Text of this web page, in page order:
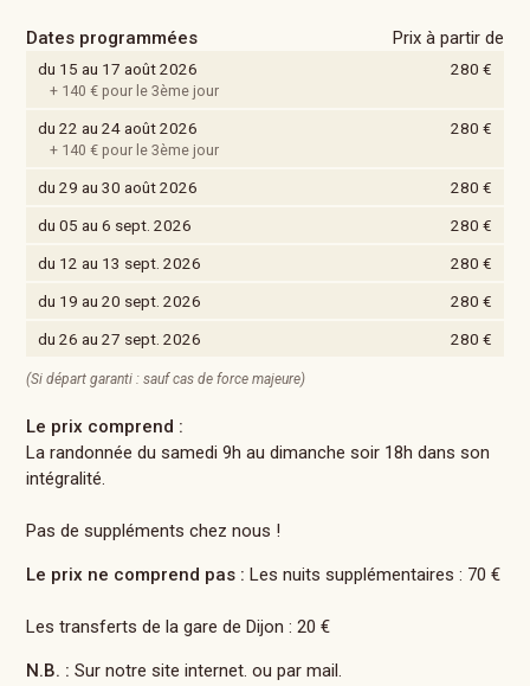
Dates programmées Prix à partir de
du 15 au 17 août 2026 280 €
+ 140 € pour le 3ème jour
du 22 au 24 août 2026 280 €
+ 140 € pour le 3ème jour
du 29 au 30 août 2026
280 €
du 05 au 6 sept. 2026
280 €
du 12 au 13 sept. 2026
280 €
du 19 au 20 sept. 2026
280 €
du 26 au 27 sept. 2026
280 €
(Si départ garanti : sauf cas de force majeure)
Le prix comprend :
La randonnée du samedi 9h au dimanche soir 18h dans son
intégralité.
Pas de suppléments chez nous !
Le prix ne comprend pas : Les nuits supplémentaires : 70 €
Les transferts de la gare de Dijon : 20 €
N.B. : Sur notre site internet. ou par mail.